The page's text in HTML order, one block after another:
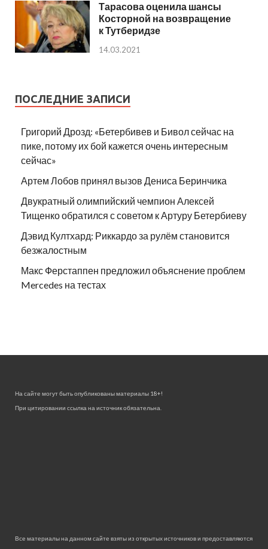
Тарасова оценила шансы
Косторной на возвращение
к Тутберидзе
14.03.2021
ПОСЛЕДНИЕ ЗАПИСИ
Григорий Дрозд: «Бетербивев и Бивол сейчас на
пике, потому их бой кажется очень интересным
сейчас»
Артем Лобов принял вызов Дениса Беринчика
Двукратный олимпийский чемпион Алексей
Тищенко обратился с советом к Артуру Бетербиеву
Дэвид Култхард: Риккардо за рулём становится
безжалостным
Макс Ферстаппен предложил объяснение проблем
Mercedes на тестах
На сайте могут быть опубликованы материалы 18+!
При цитировании ссылка на источник обязательна.
Все материалы на данном сайте взяты из открытых источников и предоставляются